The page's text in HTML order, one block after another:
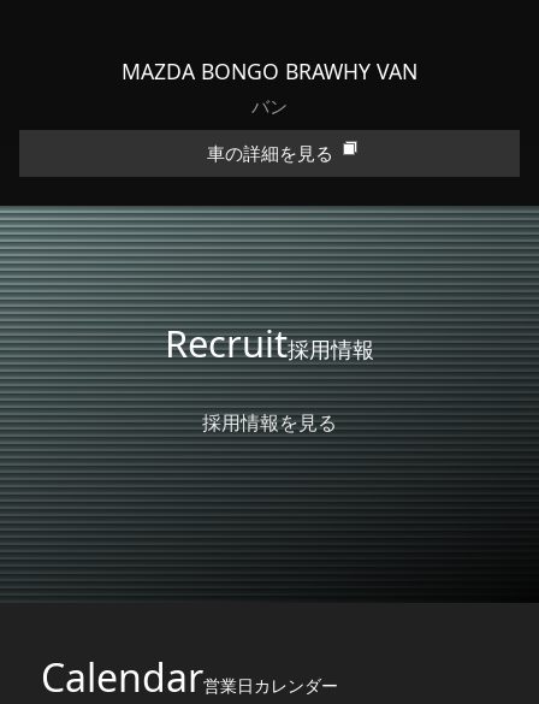
バン
車の詳細を見る
MAZDA BONGO BRAWHY VAN
Recruit採用情報
採用情報を見る
Calendar営業日カレンダー